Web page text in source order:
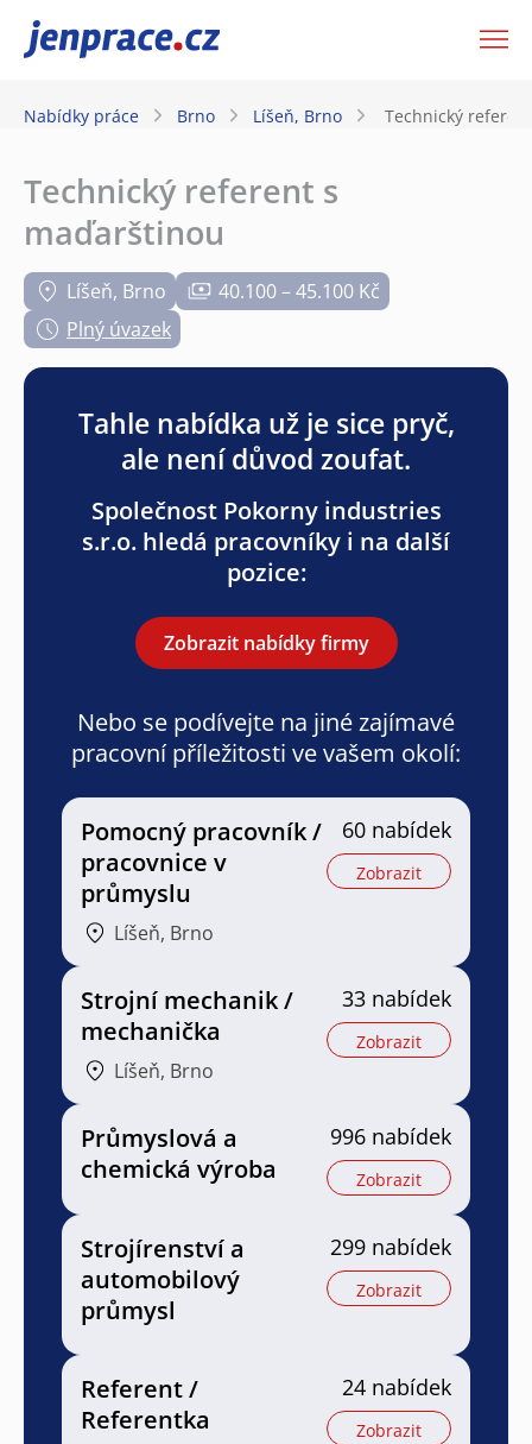
JenPráce.cz
Nabídky práce Brno Líšeň, Brno Technický
Technický referent s
maďarštinou
Líšeň, Brno
40.100 – 45.100 Kč
Plný úvazek
Tahle nabídka už je sice pryč,
ale není důvod zoufat.
Společnost Pokorny industries
s.r.o. hledá pracovníky i na další
pozice:
Zobrazit nabídky firmy
Nebo se podívejte na jiné zajímavé
pracovní příležitosti ve vašem okolí:
Pomocný pracovník /
pracovnice v
průmyslu
Líšeň, Brno
60 nabídek
Zobrazit
Strojní mechanik /
mechanička
Líšeň, Brno
33 nabídek
Zobrazit
Průmyslová a
chemická výroba
996 nabídek
Zobrazit
Strojírenství a
automobilový
průmysl
299 nabídek
Zobrazit
Referent /
Referentka
24 nabídek
Zobrazit